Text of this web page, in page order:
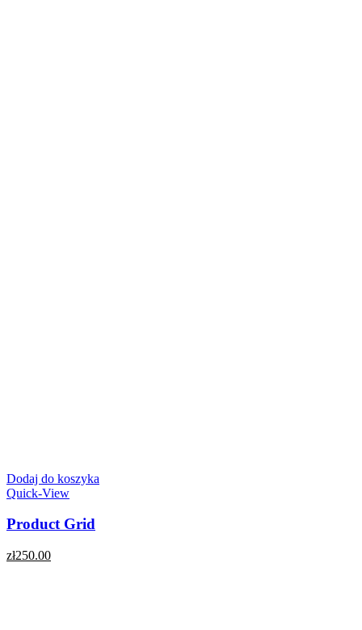
Dodaj do koszyka
Quick-View
Product Grid
zł250.00